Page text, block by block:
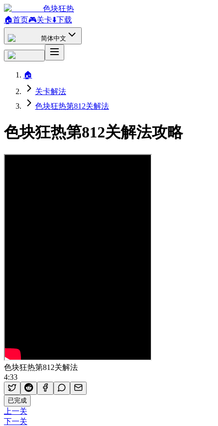
色块狂热
🏠首页🎮关卡⬇️下载
简体中文
🏠
关卡解法
色块狂热第812关解法
色块狂热第812关解法攻略
色块狂热第812关解法
4:33
已完成
上一关
下一关